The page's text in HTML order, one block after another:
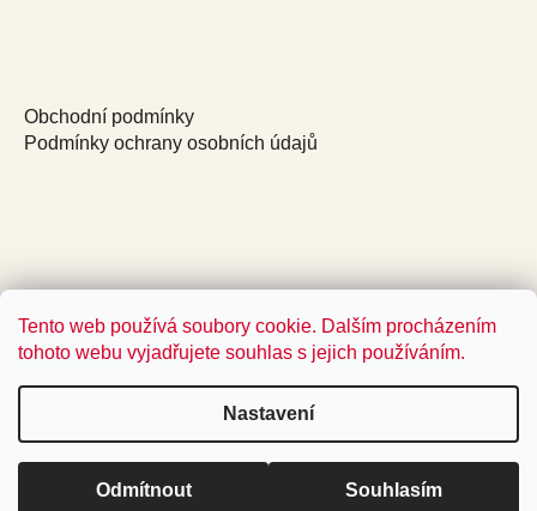
Tento web používá soubory cookie. Dalším procházením
tohoto webu vyjadřujete souhlas s jejich používáním.
Nastavení
Odmítnout Souhlasím
Obchodní podmínky
Podmínky ochrany osobních údajů
Vytvořil Shoptet
Copyright 2026
. Všechna práva